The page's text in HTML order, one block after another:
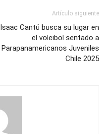
Artículo siguiente
Isaac Cantú busca su lugar en
el voleibol sentado a
Parapanamericanos Juveniles
Chile 2025